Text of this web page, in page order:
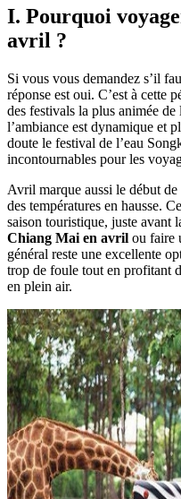
I. Pourquoi
avril ?
Si vous vous demandez s’il
réponse est oui. C’est à cette
des festivals la plus animée
l’ambiance est dynamique et
doute le festival de l’eau
incontournables pour les
Avril marque aussi le début
des températures en hausse.
saison touristique, juste avant
Chiang Mai en avril ou faire
général reste une excellente
trop de foule tout en profitant
en plein air.